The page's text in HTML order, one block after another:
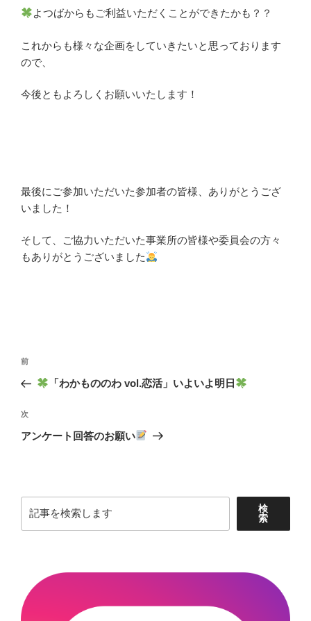
よつばからもご利益いただくことができたかも？？
これからも様々な企画をしていきたいと思っております
ので、
今後ともよろしくお願いいたします！
最後にご参加いただいた参加者の皆様、ありがとうござ
いました！
そして、ご協力いただいた事業所の皆様や委員会の方々
もありがとうございました
投
ナ
ビ
ゲ
ン
前
の
稿
前
「わかもののわ vol.恋活」いよいよ明日
次
の
次
アンケート回答のお願い
索
検
索